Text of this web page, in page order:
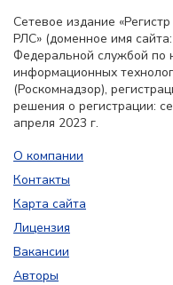
Сетевое издание
РЛС» (доменное имя
Федеральной службой по
информационных
(Роскомнадзор),
решения о регистрации:
апреля 2023 г.
О компании
Контакты
Карта сайта
Лицензия
Вакансии
Авторы